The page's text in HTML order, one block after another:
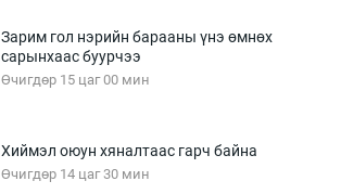
Зарим гол нэрийн барааны үнэ өмнөх
сарынхаас буурчээ
Өчигдөр 15 цаг 00 мин
Хиймэл оюун хяналтаас гарч байна
Өчигдөр 14 цаг 30 мин